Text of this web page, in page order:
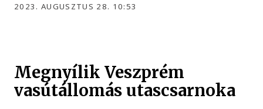
2023. AUGUSZTUS 28. 10:53
Megnyílik Veszprém
vasútállomás utascsarnoka